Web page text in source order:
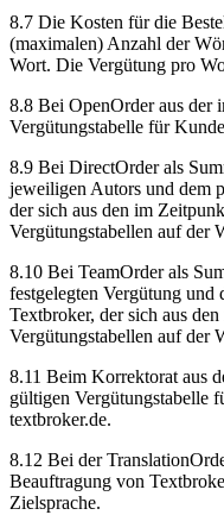
8.7 Die Kosten für die
(maximalen) Anzahl der
Wort. Die Vergütung pro
8.8 Bei OpenOrder aus der
Vergütungstabelle für
8.9 Bei DirectOrder als
jeweiligen Autors und dem
der sich aus den im
Vergütungstabellen auf der
8.10 Bei TeamOrder als
festgelegten Vergütung und
Textbroker, der sich aus
Vergütungstabellen auf der
8.11 Beim Korrektorat aus
gültigen Vergütungstabelle
textbroker.de.
8.12 Bei der
Beauftragung von
Zielsprache.